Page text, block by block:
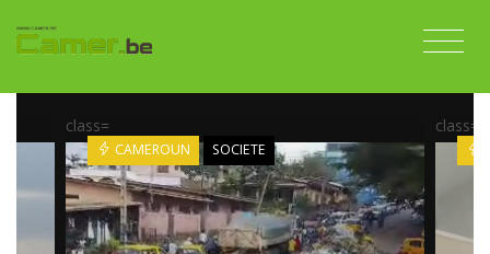
class=
CAMEROUN SOCIETE
class=